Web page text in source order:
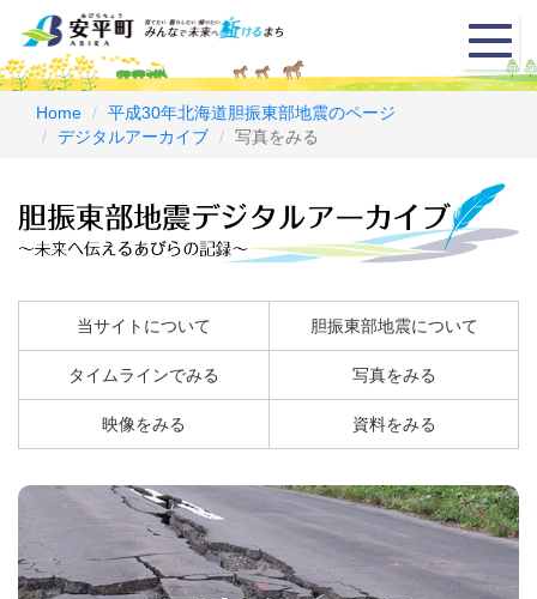
メ
ニ
ュ
Home
平成30年北海道胆振東部地震のページ
デジタルアーカイブ
写真をみる
当サイトについて 胆振東部地震について
タイムラインでみる 写真をみる
映像をみる 資料をみる